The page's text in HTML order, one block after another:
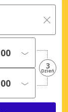
3
Dzień